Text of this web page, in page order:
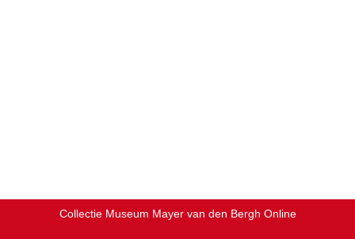
Collectie Museum Mayer van den Bergh Online